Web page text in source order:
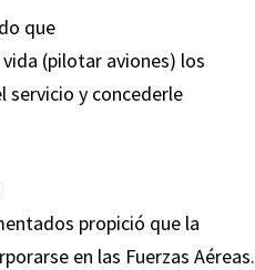
que
(pilotar aviones) los
servicio y concederle
propició que la
en las Fuerzas Aéreas.